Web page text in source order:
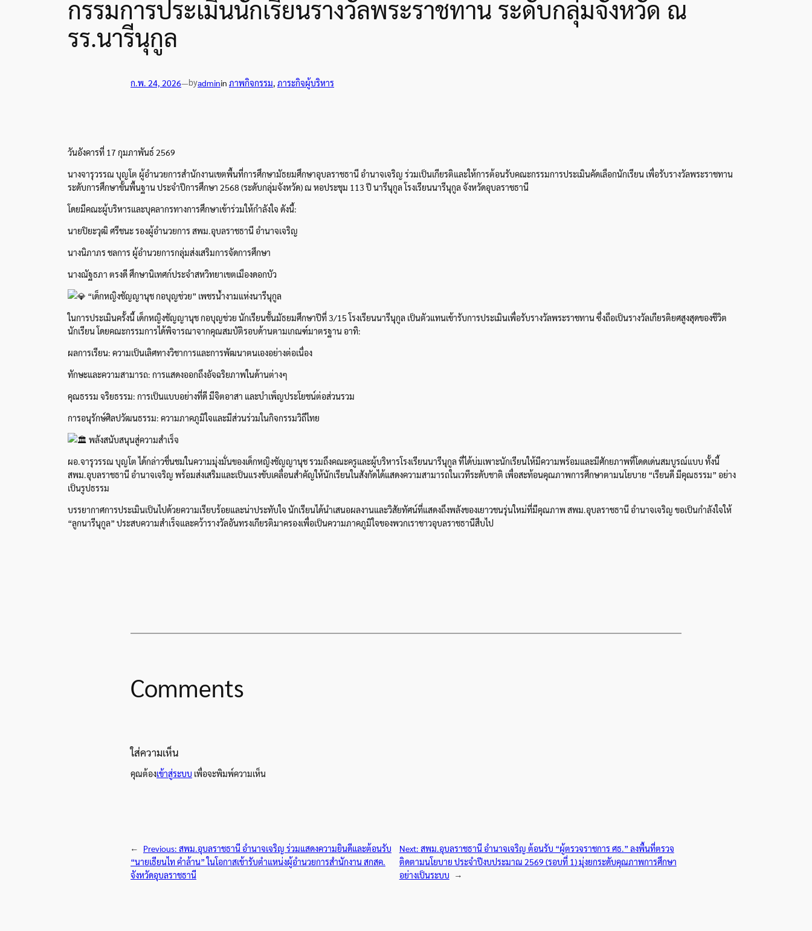
กรรมการประเมินนักเรียนรางวัลพระราชทาน ระดับกลุ่มจังหวัด ณ
รร.นารีนุกูล
ก.พ. 24, 2026—byadminin ภาพกิจกรรม, ภาระกิจผู้บริหาร
วันอังคารที่ 17 กุมภาพันธ์ 2569
นางจารุวรรณ บุญโต ผู้อำนวยการสำนักงานเขตพื้นที่การศึกษามัธยมศึกษาอุบลราชธานี อำนาจเจริญ ร่วมเป็นเกียรติและให้การต้อนรับคณะกรรมการประเมินคัดเลือกนักเรียน เพื่อรับรางวัลพระราชทาน
ระดับการศึกษาขั้นพื้นฐาน ประจำปีการศึกษา 2568 (ระดับกลุ่มจังหวัด) ณ หอประชุม 113 ปี นารีนุกูล โรงเรียนนารีนุกูล จังหวัดอุบลราชธานี
โดยมีคณะผู้บริหารและบุคลากรทางการศึกษาเข้าร่วมให้กำลังใจ ดังนี้:
นายปิยะวุฒิ ศรีชนะ รองผู้อำนวยการ สพม.อุบลราชธานี อำนาจเจริญ
นางนิภาภร ชลการ ผู้อำนวยการกลุ่มส่งเสริมการจัดการศึกษา
นางณัฐธภา ตรงดี ศึกษานิเทศก์ประจำสหวิทยาเขตเมืองดอกบัว
“เด็กหญิงชัญญานุช กอบุญช่วย” เพชรน้ำงามแห่งนารีนุกูล
ในการประเมินครั้งนี้ เด็กหญิงชัญญานุช กอบุญช่วย นักเรียนชั้นมัธยมศึกษาปีที่ 3/15 โรงเรียนนารีนุกูล เป็นตัวแทนเข้ารับการประเมินเพื่อรับรางวัลพระราชทาน ซึ่งถือเป็นรางวัลเกียรติยศสูงสุดของชีวิต
นักเรียน โดยคณะกรรมการได้พิจารณาจากคุณสมบัติรอบด้านตามเกณฑ์มาตรฐาน อาทิ:
ผลการเรียน: ความเป็นเลิศทางวิชาการและการพัฒนาตนเองอย่างต่อเนื่อง
ทักษะและความสามารถ: การแสดงออกถึงอัจฉริยภาพในด้านต่างๆ
คุณธรรม จริยธรรม: การเป็นแบบอย่างที่ดี มีจิตอาสา และบำเพ็ญประโยชน์ต่อส่วนรวม
การอนุรักษ์ศิลปวัฒนธรรม: ความภาคภูมิใจและมีส่วนร่วมในกิจกรรมวิถีไทย
พลังสนับสนุนสู่ความสำเร็จ
ผอ.จารุวรรณ บุญโต ได้กล่าวชื่นชมในความมุ่งมั่นของเด็กหญิงชัญญานุช รวมถึงคณะครูและผู้บริหารโรงเรียนนารีนุกูล ที่ได้บ่มเพาะนักเรียนให้มีความพร้อมและมีศักยภาพที่โดดเด่นสมบูรณ์แบบ ทั้งนี้
สพม.อุบลราชธานี อำนาจเจริญ พร้อมส่งเสริมและเป็นแรงขับเคลื่อนสำคัญให้นักเรียนในสังกัดได้แสดงความสามารถในเวทีระดับชาติ เพื่อสะท้อนคุณภาพการศึกษาตามนโยบาย “เรียนดี มีคุณธรรม” อย่าง
เป็นรูปธรรม
บรรยากาศการประเมินเป็นไปด้วยความเรียบร้อยและน่าประทับใจ นักเรียนได้นำเสนอผลงานและวิสัยทัศน์ที่แสดงถึงพลังของเยาวชนรุ่นใหม่ที่มีคุณภาพ สพม.อุบลราชธานี อำนาจเจริญ ขอเป็นกำลังใจให้
“ลูกนารีนุกูล” ประสบความสำเร็จและคว้ารางวัลอันทรงเกียรติมาครองเพื่อเป็นความภาคภูมิใจของพวกเราชาวอุบลราชธานีสืบไป
Comments
ใส่ความเห็น
คุณต้องเข้าสู่ระบบ เพื่อจะพิมพ์ความเห็น
← Previous: สพม.อุบลราชธานี อำนาจเจริญ ร่วมแสดงความยินดีและต้อนรับ
“นายเธียนไท คำล้าน” ในโอกาสเข้ารับตำแหน่งผู้อำนวยการสำนักงาน สกสค.
จังหวัดอุบลราชธานี
Next: สพม.อุบลราชธานี อำนาจเจริญ ต้อนรับ “ผู้ตรวจราชการ ศธ.” ลงพื้นที่ตรวจ
ติดตามนโยบาย ประจำปีงบประมาณ 2569 (รอบที่ 1) มุ่งยกระดับคุณภาพการศึกษา
อย่างเป็นระบบ
→